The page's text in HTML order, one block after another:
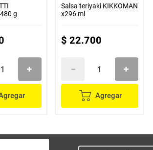
g
Salsa teriyaki KIKKOMAN
x296 ml
$ 22.700
Agregar